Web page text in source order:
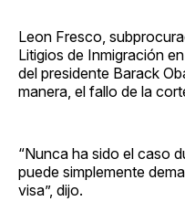
Leon Fresco,
Litigios de Inmigración
del presidente Barack
manera, el fallo de la
“Nunca ha sido el caso
puede simplemente
visa”, dijo.